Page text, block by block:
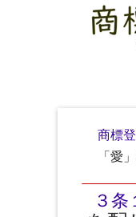
商標
「愛
３条